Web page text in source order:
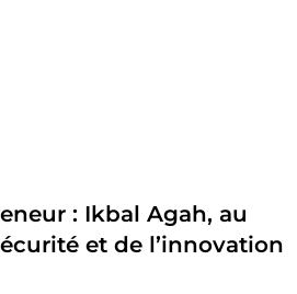
: Ikbal Agah, au
et de l’innovation